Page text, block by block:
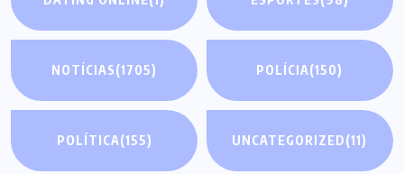
NOTÍCIAS(1705) POLÍCIA(150)
POLÍTICA(155) UNCATEGORIZED(11)